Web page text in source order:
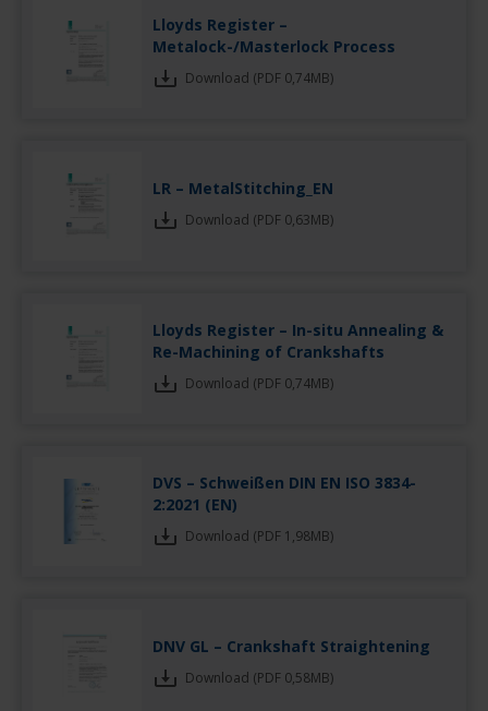
Lloyds Register –
Metalock-/Masterlock Process
Download (PDF 0,74MB)
LR – MetalStitching_EN
Download (PDF 0,63MB)
Lloyds Register – In-situ Annealing &
Re-Machining of Crankshafts
Download (PDF 0,74MB)
DVS – Schweißen DIN EN ISO 3834-
2:2021 (EN)
Download (PDF 1,98MB)
DNV GL – Crankshaft Straightening
Download (PDF 0,58MB)